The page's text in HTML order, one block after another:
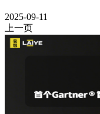
2025-09-11
上一页